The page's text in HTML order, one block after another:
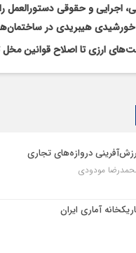
اجرایی و حقوقی دستورالعمل
خورشیدی هیبریدی در
ارزی تا اصلاح قوانین مخل
دروازه‌های تجاری
مودودی
آماری ایران